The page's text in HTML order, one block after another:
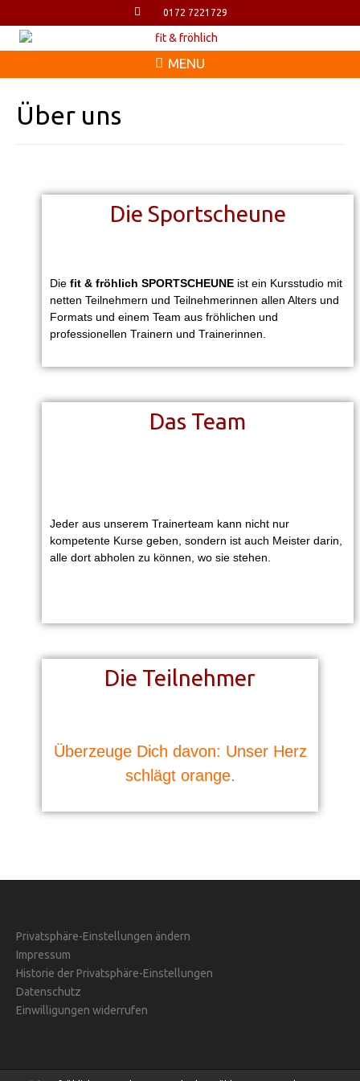
0172 7221729
MENU
Über uns
Die Sportscheune
Die fit & fröhlich SPORTSCHEUNE ist ein Kursstudio mit
netten Teilnehmern und Teilnehmerinnen allen Alters und
Formats und einem Team aus fröhlichen und
professionellen Trainern und Trainerinnen.
Das Team
Jeder aus unserem Trainerteam kann nicht nur
kompetente Kurse geben, sondern ist auch Meister darin,
alle dort abholen zu können, wo sie stehen.
Die Teilnehmer
Überzeuge Dich davon: Unser Herz
schlägt orange.
Privatsphäre-Einstellungen ändern
Impressum
Historie der Privatsphäre-Einstellungen
Datenschutz
Einwilligungen widerrufen